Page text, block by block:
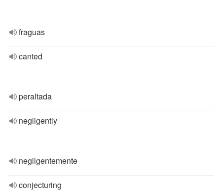
fraguas
canted
peraltada
negligently
negligentemente
conjecturing